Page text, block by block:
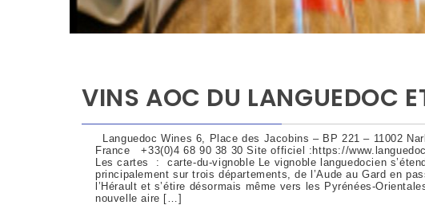
VINS AOC DU LANGUEDOC
Languedoc Wines 6, Place des Jacobins – BP 221 – 11002
France +33(0)4 68 90 38 30 Site officiel :https://
Les cartes : carte-du-vignoble Le vignoble languedocien s’étend
principalement sur trois départements, de l’Aude au Gard en
l’Hérault et s’étire désormais même vers les Pyrénées-
nouvelle aire […]